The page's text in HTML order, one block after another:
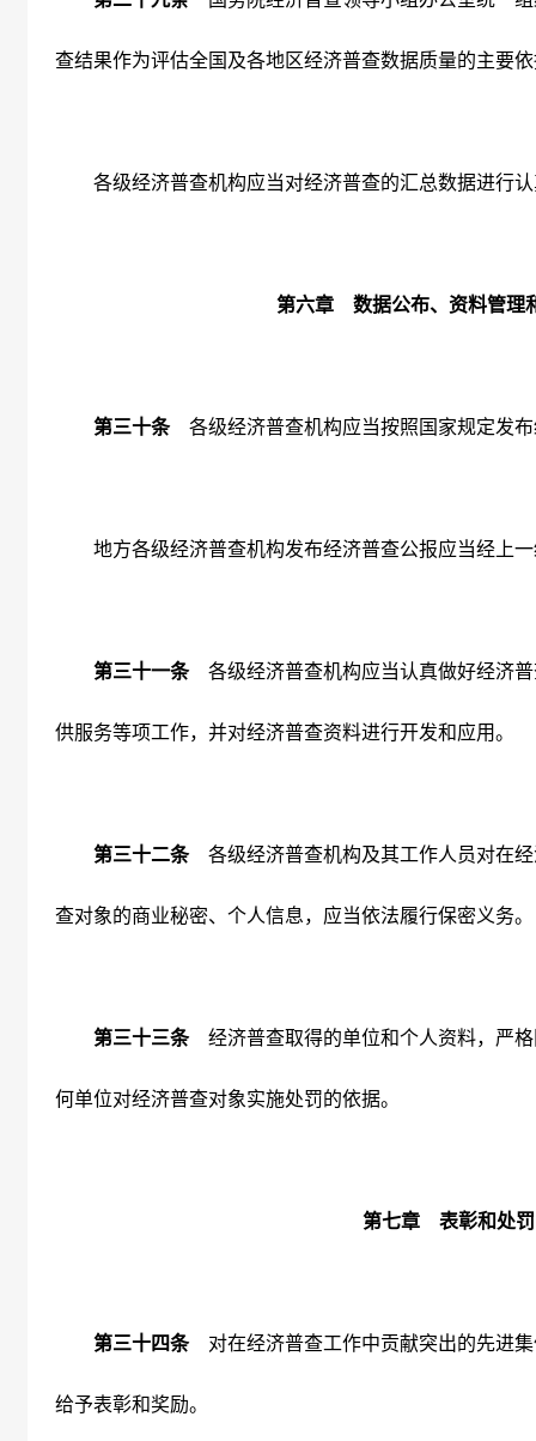
查结果作为评估全国及各地区经济普查数据质量的主要
各级经济普查机构应当对经济普查的汇总数据进行认
第六章 数据公布、资料管理
第三十条各级经济普查机构应当按照国家规定发布
地方各级经济普查机构发布经济普查公报应当经上一
第三十一条各级经济普查机构应当认真做好经济普
供服务等项工作，并对经济普查资料进行开发和应用。
第三十二条各级经济普查机构及其工作人员对在经
查对象的商业秘密、个人信息，应当依法履行保密义务。
第三十三条经济普查取得的单位和个人资料，严格
何单位对经济普查对象实施处罚的依据。
第七章 表彰和处罚
第三十四条对在经济普查工作中贡献突出的先进集
给予表彰和奖励。